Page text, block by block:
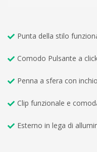
Punta della stilo
Comodo Pulsante a
Penna a sfera con
Clip funzionale e
Esterno in lega di